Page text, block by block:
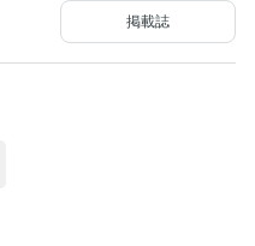
今すぐ読む